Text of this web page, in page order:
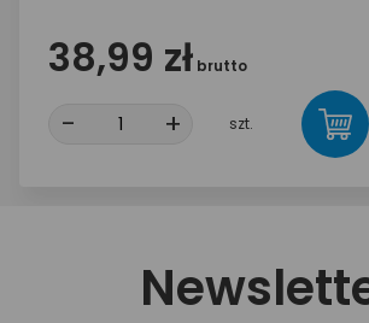
38,99 zł brutto
- + szt.